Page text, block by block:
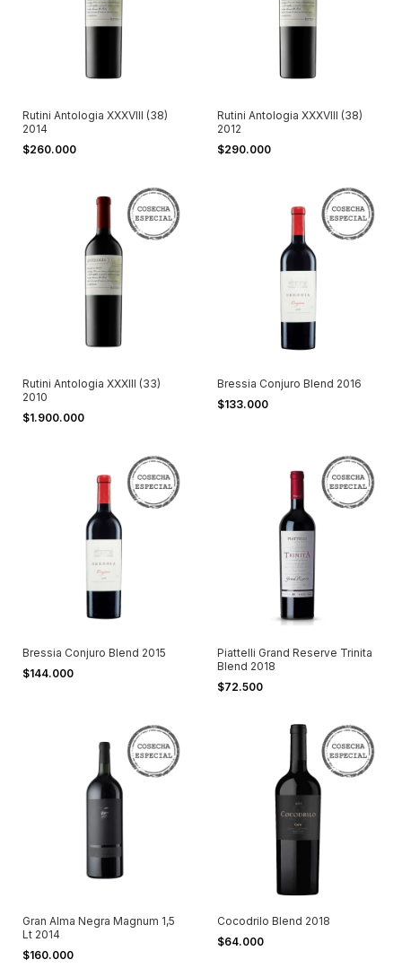
Rutini Antologia XXXVIII (38)
2014
$260.000
Rutini Antologia XXXVIII (38)
2012
$290.000
Rutini Antologia XXXIII (33)
2010
$1.900.000
Bressia Conjuro Blend 2016
$133.000
Bressia Conjuro Blend 2015
$144.000
Piattelli Grand Reserve Trinita
Blend 2018
$72.500
Gran Alma Negra Magnum 1,5
Lt 2014
$160.000
Cocodrilo Blend 2018
$64.000